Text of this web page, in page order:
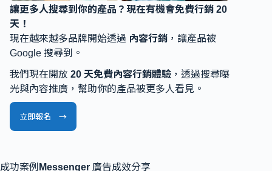
讓更多人搜尋到你的產品？現在有機會免費行銷 20
天！
現在越來越多品牌開始透過 內容行銷 ，讓產品被
Google 搜尋到。
我們現在開放 20 天免費內容行銷體驗 ，透過搜尋曝
光與內容推廣，幫助你的產品被更多人看見。
立即報名 →
成功案例 Messenger 廣告成效分享